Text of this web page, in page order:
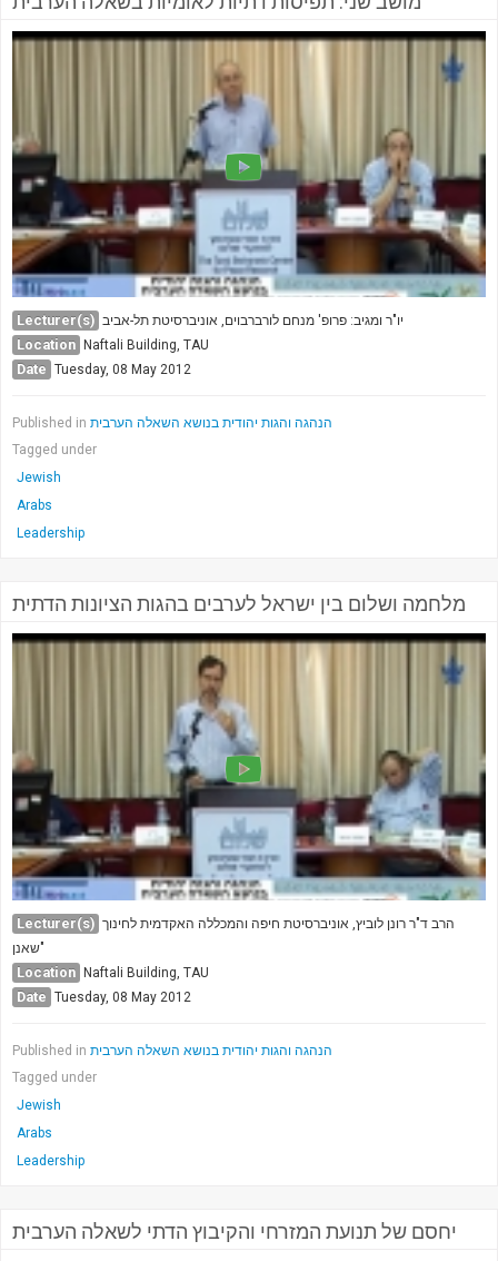
Lecturer(s) יו"ר ומגיב: פרופ' מנחם לורברבוים, אוניברסיטת תל-אביב
Location Naftali Building, TAU
Date Tuesday, 08 May 2012
Published in הנהגה והגות יהודית בנושא השאלה הערבית
Tagged under
Jewish
Arabs
Leadership
מלחמה ושלום בין ישראל לערבים בהגות הציונות הדתית
Lecturer(s) הרב ד"ר רונן לוביץ, אוניברסיטת חיפה והמכללה האקדמית לחינוך
"שאנן
Location Naftali Building, TAU
Date Tuesday, 08 May 2012
Published in הנהגה והגות יהודית בנושא השאלה הערבית
Tagged under
Jewish
Arabs
Leadership
יחסם של תנועת המזרחי והקיבוץ הדתי לשאלה הערבית